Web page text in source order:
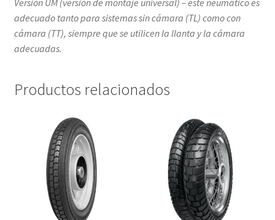
Versión UM (versión de montaje universal) – este neumático es
adecuado tanto para sistemas sin cámara (TL) como con
cámara (TT), siempre que se utilicen la llanta y la cámara
adecuadas.
Productos relacionados